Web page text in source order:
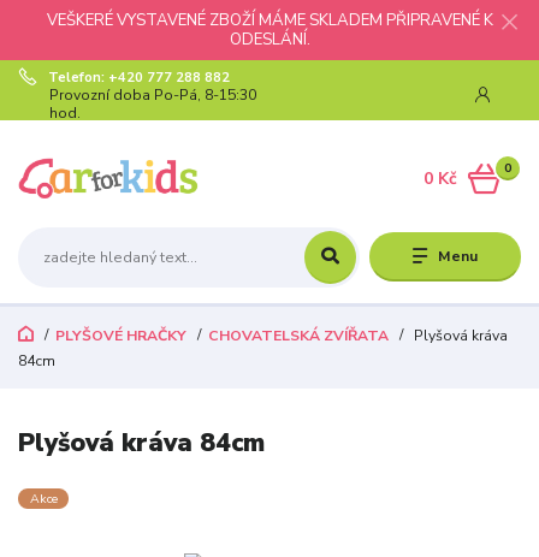
VEŠKERÉ VYSTAVENÉ ZBOŽÍ MÁME SKLADEM PŘIPRAVENÉ K
ODESLÁNÍ.
Menu
Telefon: +420 777 288 882
Provozní doba Po-Pá, 8-15:30
hod.
0
0 Kč
PLYŠOVÉ HRAČKY CHOVATELSKÁ ZVÍŘATA
Plyšová kráva
84cm
Plyšová kráva 84cm
Akce